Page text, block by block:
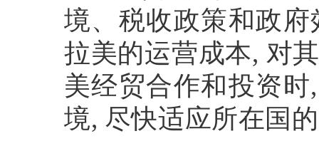
境、税收政策和政府
拉美的运营成本, 对
美经贸合作和投资时
境, 尽快适应所在国